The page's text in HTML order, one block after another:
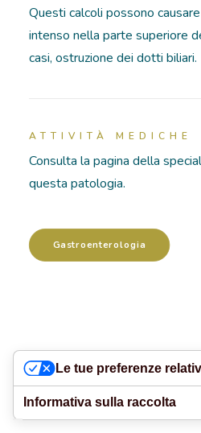
I NOSTRI MEDICI
DIAGNOSI E CURA
NEWS
FORMAZIONE
Questi calcoli possono
intenso nella parte superiore
casi, ostruzione dei dotti biliari.
ATTIVITÀ MEDICHE
Consulta la pagina della
questa patologia.
Gastroenterologia
Le tue preferenze
Informativa sulla raccolta